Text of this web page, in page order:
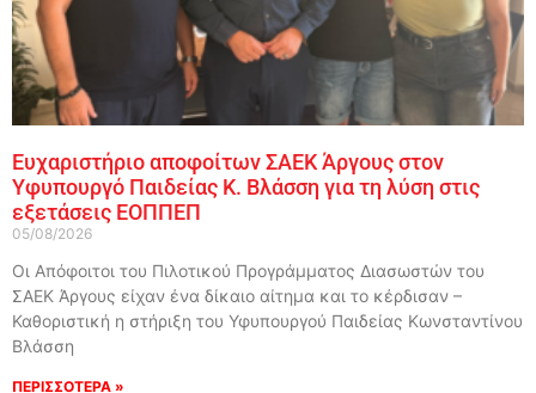
Ευχαριστήριο αποφοίτων ΣΑΕΚ Άργους στον
Υφυπουργό Παιδείας Κ. Βλάσση για τη λύση στις
εξετάσεις ΕΟΠΠΕΠ
05/08/2026
Οι Απόφοιτοι του Πιλοτικού Προγράμματος Διασωστών του
ΣΑΕΚ Άργους είχαν ένα δίκαιο αίτημα και το κέρδισαν –
Καθοριστική η στήριξη του Υφυπουργού Παιδείας Κωνσταντίνου
Βλάσση
ΠΕΡΙΣΣΟΤΕΡΑ »